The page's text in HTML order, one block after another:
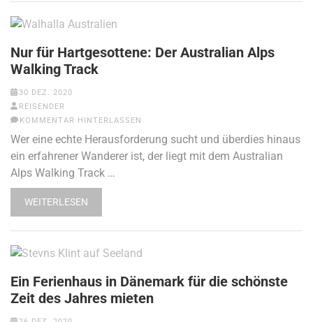
Nur für Hartgesottene: Der Australian Alps
Walking Track
30 DEZ. 2020
REISENDER
KOMMENTAR HINTERLASSEN
Wer eine echte Herausforderung sucht und überdies hinaus
ein erfahrener Wanderer ist, der liegt mit dem Australian
Alps Walking Track …
WEITERLESEN
Ein Ferienhaus in Dänemark für die schönste
Zeit des Jahres mieten